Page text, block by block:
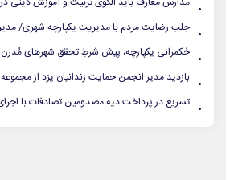
. جلب رضایت مردم با مدیریت یکپارچه شهری/
. حُکمرانی یکپارچه، پیش شرطِ تحققِ شهرهای مُدرن
. بازدید مدیر انجمن حمایت زندانیان یزد از
. تسریع در پرداخت دیه مصدومین تصادفات با